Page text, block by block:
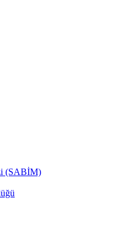
(SABİM)